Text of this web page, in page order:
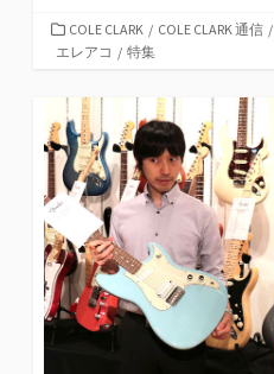
カ
テ
リ
ー
COLE CLARK / COLE CLARK 通信 /
エレアコ / 特集